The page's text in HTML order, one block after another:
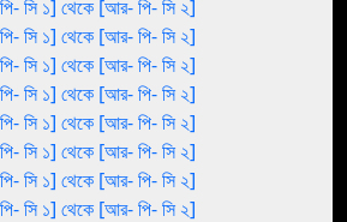
সি ১] থেকে [আর- পি- সি ২]
সি ১] থেকে [আর- পি- সি ২]
সি ১] থেকে [আর- পি- সি ২]
সি ১] থেকে [আর- পি- সি ২]
সি ১] থেকে [আর- পি- সি ২]
সি ১] থেকে [আর- পি- সি ২]
সি ১] থেকে [আর- পি- সি ২]
সি ১] থেকে [আর- পি- সি ২]